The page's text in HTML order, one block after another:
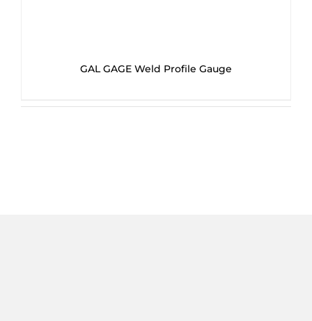
GAL GAGE Weld Profile Gauge